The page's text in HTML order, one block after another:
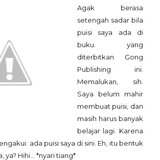
Agak berasa
setengah sadar bila
puisi saya ada di
buku yang
diterbitkan Gong
Publishing ini.
Memalukan, sih.
Saya belum mahir
membuat puisi, dan
masih harus banyak
belajar lagi. Karena
ada puisi saya di sini. Eh, itu bentuk
ya? Hihi... *nyari tiang*